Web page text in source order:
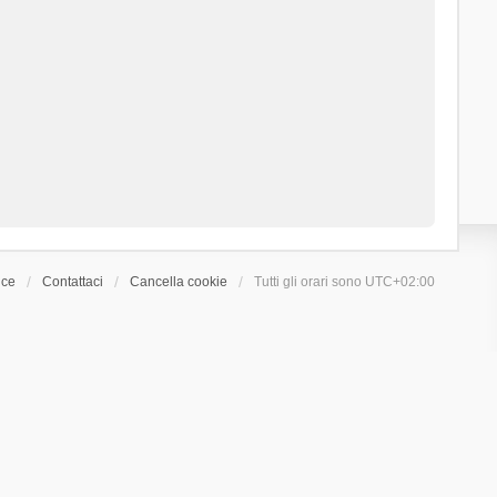
Contattaci Cancella cookie Tutti gli orari sono UTC+02:00